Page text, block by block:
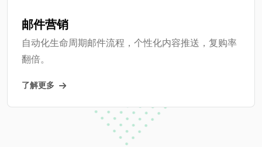
邮件营销
自动化生命周期邮件流程，个性化内容推送，复购率
翻倍。
了解更多